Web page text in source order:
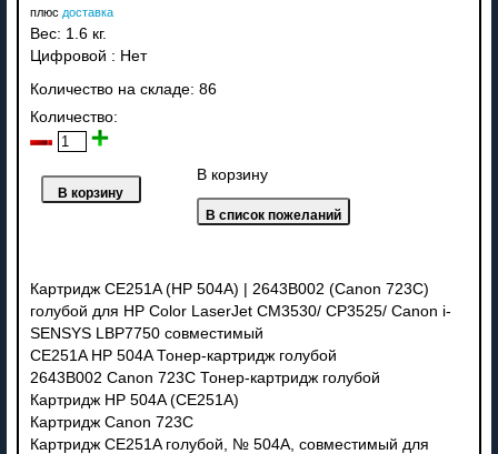
плюс доставка
Вес: 1.6 кг.
Цифровой : Нет
Количество на складе: 86
Количество:
В корзину
Картридж CE251A (HP 504A) | 2643B002 (Canon 723C)
голубой для HP Color LaserJet CM3530/ CP3525/ Canon i-
SENSYS LBP7750 совместимый
CE251A HP 504A Тонер-картридж голубой
2643B002 Canon 723C Тонер-картридж голубой
Картридж HP 504A (CE251A)
Картридж Canon 723C
Картридж CE251A голубой, № 504A, совместимый для